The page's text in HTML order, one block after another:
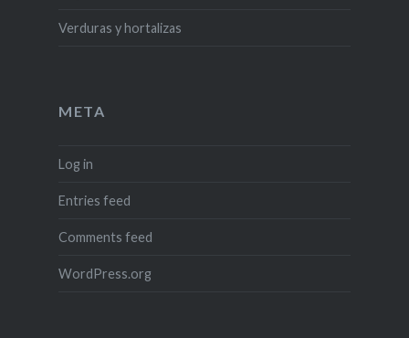
Verduras y hortalizas
META
Log in
Entries feed
Comments feed
WordPress.org